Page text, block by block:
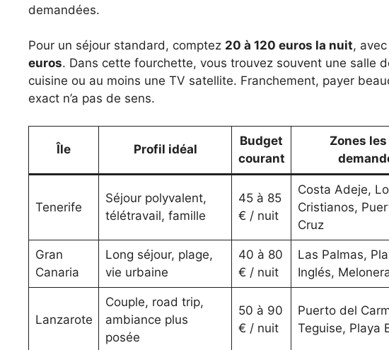
demandées.
Pour un séjour standard, comptez 20 à 120 euros la nuit,
euros. Dans cette fourchette, vous trouvez souvent une salle
cuisine ou au moins une TV satellite. Franchement, payer
exact n’a pas de sens.
Île Profil idéal
Budget
courant
Zones
Tenerife
Séjour polyvalent,
télétravail, famille
45 à 85
€ / nuit
Costa Adeje,
Cristianos,
Cruz
Gran
Canaria
Long séjour, plage,
vie urbaine
40 à 80
€ / nuit
Las Palmas,
Inglés,
Lanzarote
Couple, road trip,
ambiance plus
posée
50 à 90
€ / nuit
Puerto del
Teguise, Playa